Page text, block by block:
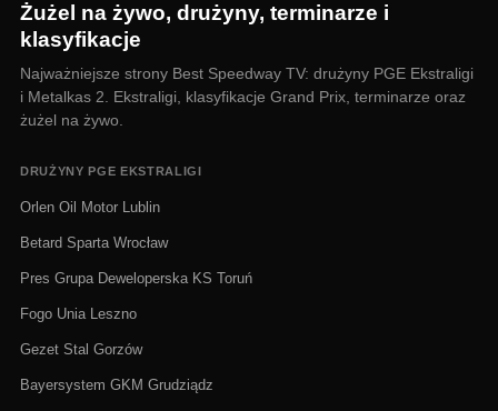
Żużel na żywo, drużyny, terminarze i
klasyfikacje
Najważniejsze strony Best Speedway TV: drużyny PGE Ekstraligi
i Metalkas 2. Ekstraligi, klasyfikacje Grand Prix, terminarze oraz
żużel na żywo.
DRUŻYNY PGE EKSTRALIGI
Orlen Oil Motor Lublin
Betard Sparta Wrocław
Pres Grupa Deweloperska KS Toruń
Fogo Unia Leszno
Gezet Stal Gorzów
Bayersystem GKM Grudziądz